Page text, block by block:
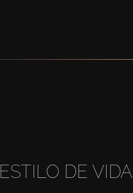
ESTILO DE VIDA